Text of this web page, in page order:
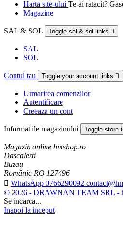
Harta site-ului Te-ai ratacit?
Magazine
SAL & SOL Toggle sal & sol links 
SAL
SOL
Contul tau Toggle your account links 
Urmarirea comenzilor
Autentificare
Creeaza un cont
Informatiile magazinului Toggle store
Magazin online hmshop.ro
Dascalesti
Buzau
România RO 127496
 WhatsApp 0766290092
© 2026 - DRAWNAN TEAM SRL -
Se incarca...
Inapoi la inceput